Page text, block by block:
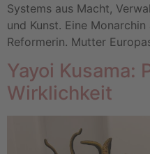
Systems aus Macht,
und Kunst. Eine
Reformerin. Mutter
Yayoi Kusama:
Wirklichkeit